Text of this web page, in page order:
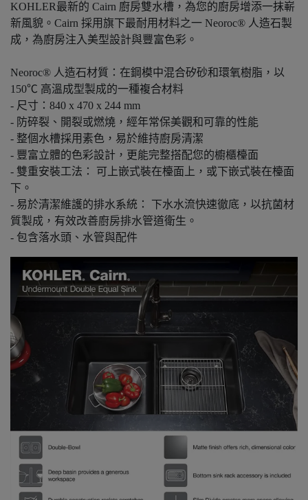
KOHLER最新的 Cairn 廚房雙水槽，為您的廚房增添一抹嶄
新風貌。Cairn 採用旗下最耐用材料之一 Neoroc® 人造石製
成，為廚房注入美型設計與豐富色彩。
Neoroc® 人造石材質：在鋼模中混合矽砂和環氧樹脂，以
150℃ 高溫成型製成的一種複合材料
- 尺寸：840 x 470 x 244 mm
- 防碎裂、開裂或燃燒，經年常保美觀和可靠的性能
- 整個水槽採用素色，易於維持廚房清潔
- 豐富立體的色彩設計，更能完整搭配您的櫥櫃檯面
- 雙重安裝工法： 可上嵌式裝在檯面上，或下嵌式裝在檯面
下。
- 易於清潔維護的排水系統： 下水水流快速徹底，以抗菌材
質製成，有效改善廚房排水管道衛生。
- 包含落水頭、水管與配件